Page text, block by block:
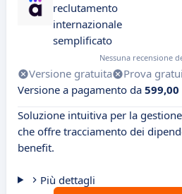
reclutamento
internazionale
semplificato
Nessuna recensione
Versione gratuita Prova
Versione a pagamento da 599,00
Soluzione intuitiva per la
che offre tracciamento dei
benefit.
Più dettagli